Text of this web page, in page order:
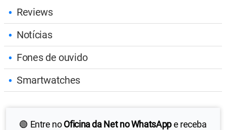
Reviews
Notícias
Fones de ouvido
Smartwatches
🟢 Entre noOficina da Net no WhatsAppe receba